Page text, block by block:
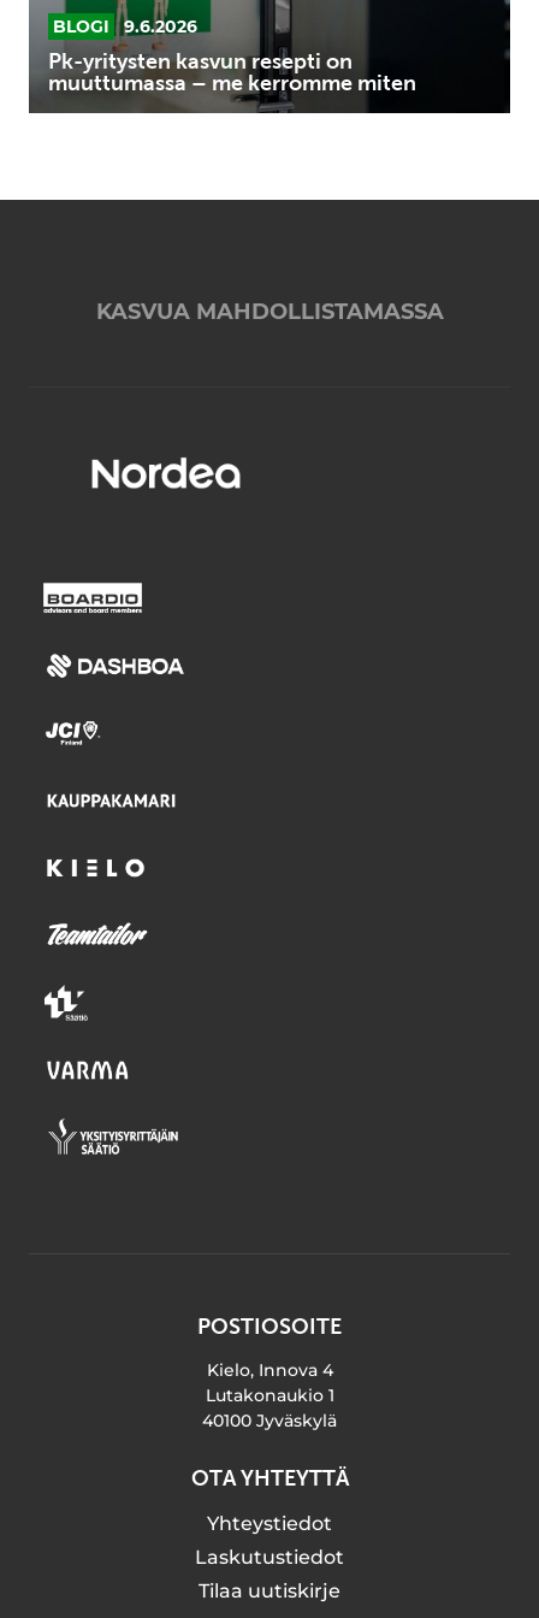
miten
BLOGI 9.6.2026
Pk-yritysten kasvun resepti on
muuttumassa – me kerromme miten
KASVUA MAHDOLLISTAMASSA
POSTIOSOITE
Kielo, Innova 4
Lutakonaukio 1
40100 Jyväskylä
OTA YHTEYTTÄ
Yhteystiedot
Laskutustiedot
Tilaa uutiskirje